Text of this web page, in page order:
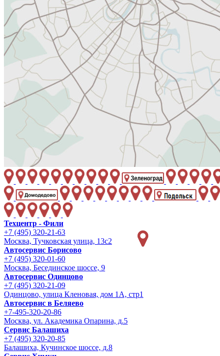
Техцентр - Фили
+7 (495) 320-21-63
Москва, Тучковская улица, 13с2
Автосервис Борисово
+7 (495) 320-01-60
Москва, Бесединское шоссе, 9
Автосервис Одинцово
+7 (495) 320-21-09
Одинцово, улица Кленовая, дом 1А, стр1
Автосервис в Беляево
+7-495-320-20-86
Москва, ул. Академика Опарина, д.5
Сервис Балашиха
+7 (495) 320-20-85
Балашиха, Кучинское шоссе, д.8